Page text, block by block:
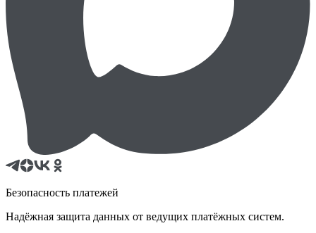
Безопасность платежей
Надёжная защита данных от ведущих платёжных систем.